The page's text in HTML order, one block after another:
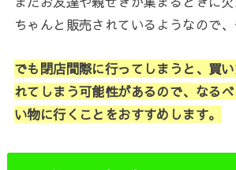
ちゃんと販売されているようなので、
でも閉店間際に行ってしまうと、買
れてしまう可能性があるので、なる
い物に行くことをおすすめします。